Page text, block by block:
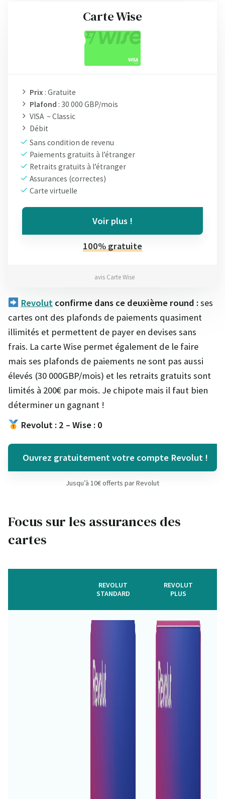
Carte Wise
Prix : Gratuite
Plafond : 30 000 GBP/mois
VISA ~ Classic
Débit
Sans condition de revenu
Paiements gratuits à l’étranger
Retraits gratuits à l’étranger
Assurances (correctes)
Carte virtuelle
Voir plus !
100% gratuite
avis Carte Wise
Revolut confirme dans ce deuxième round :ses
cartes ont des plafonds de paiements quasiment
illimités et permettent de payer en devises sans
frais. La carte Wise permet également de le faire
mais ses plafonds de paiements ne sont pas aussi
élevés (30 000GBP/mois) et les retraits gratuits sont
limités à 200€ par mois. Je chipote mais il faut bien
déterminer un gagnant !
Revolut : 2 – Wise : 0
Ouvrez gratuitement votre compte Revolut !
Jusqu’à 10€ offerts par Revolut
Focus sur les assurances des
cartes
REVOLUT
STANDARD
REVOLUT
PLUS